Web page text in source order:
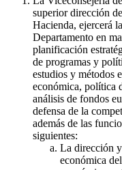
superior dirección
Hacienda, ejercerá
Departamento en
planificación
de programas y
estudios y métodos
económica, política
análisis de fondos
defensa de la
además de las
siguientes:
La dirección
económica